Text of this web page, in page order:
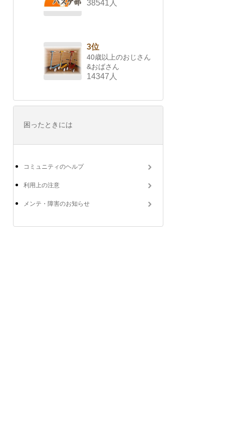
38541人
3位
40歳以上のおじさん
&おばさん
14347人
困ったときには
コミュニティのヘルプ
利用上の注意
メンテ・障害のお知らせ